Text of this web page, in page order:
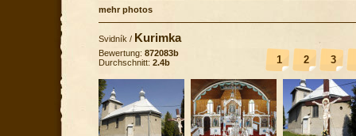
mehr photos
Svidník / Kurimka
1 2 3
Bewertung: 872083b
Durchschnitt: 2.4b